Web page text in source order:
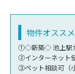
物件オスス
①◇新築◇ 池上駅
②インターネット
③ペット相談可（